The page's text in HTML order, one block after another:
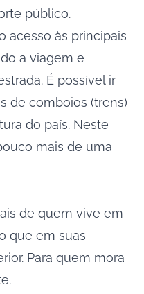
público.
acesso às principais
a viagem e
É possível ir
de comboios (trens)
do país. Neste
mais de uma
de quem vive em
que em suas
Para quem mora